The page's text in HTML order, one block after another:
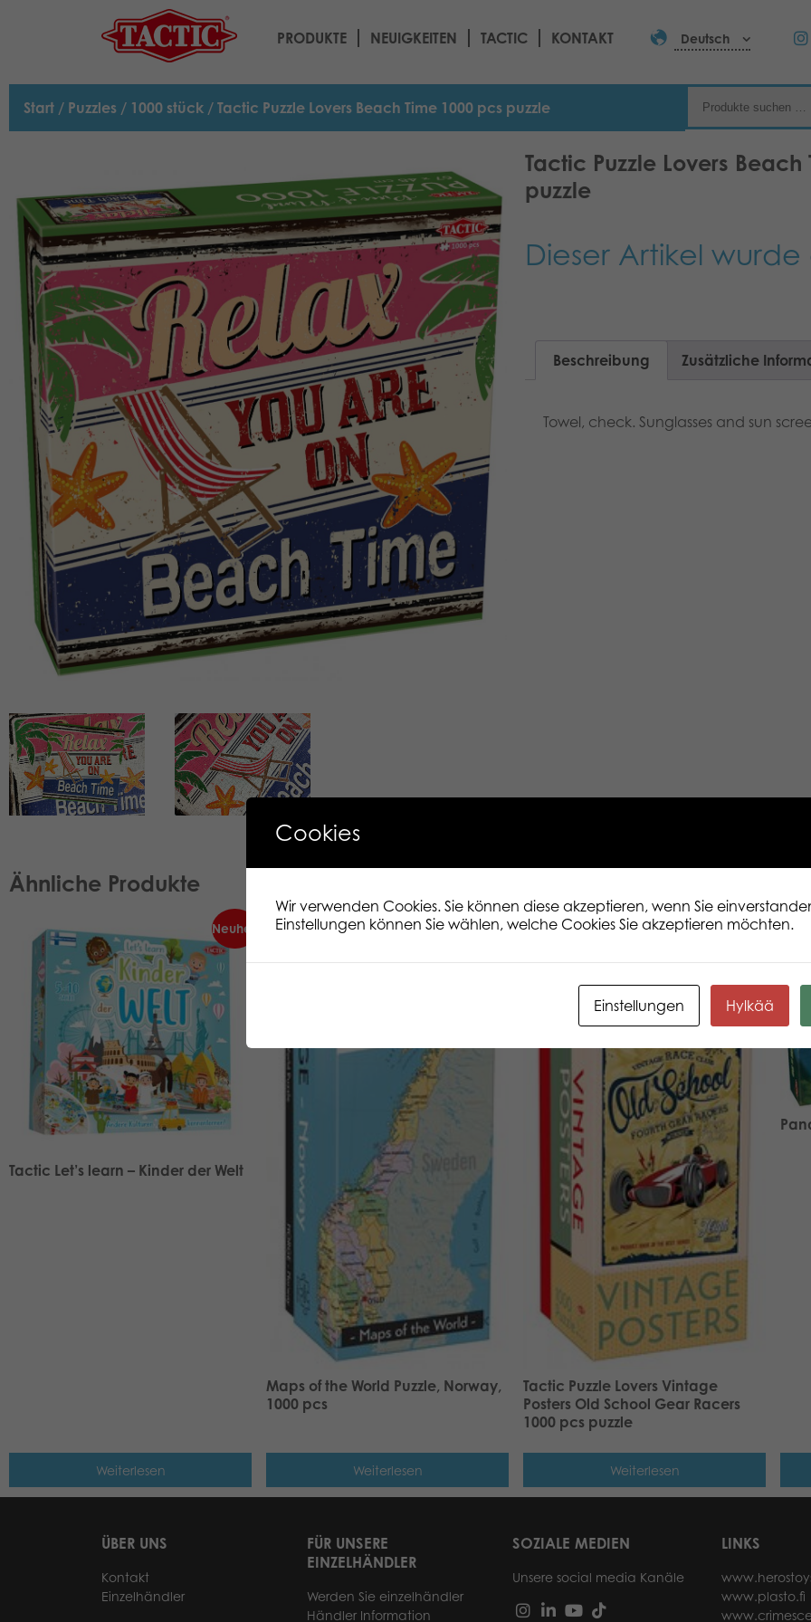
PRODUKTE NEUIGKEITEN TACTIC KONTAKT Deutsch
Start / Puzzles / 1000 stück / Tactic Puzzle Lovers Beach Time 1000 pcs puzzle
Tactic Puzzle Lovers Beach
puzzle
Dieser Artikel
Beschreibung Zusätzliche
Towel, check. Sunglasses and sun
Ähnliche Produkte
Neuheit
Tactic Let’s learn – Kinder der Welt
Weiterlesen
Maps of the World Puzzle, Norway,
1000 pcs
Weiterlesen
Tactic Puzzle Lovers Vintage
Posters Old School Gear Racers
1000 pcs puzzle
Weiterlesen
ÜBER UNS
Kontakt
Einzelhändler
FÜR UNSERE
EINZELHÄNDLER
Werden Sie einzelhändler
Händler Information
SOZIALE MEDIEN
Unsere social media Kanäle
LINKS
www.plasto.fi
Cookies
Wir verwenden Cookies. Sie können diese akzeptieren, wenn Sie
Einstellungen können Sie wählen, welche Cookies Sie akzeptieren möchten.
Einstellungen Hylkää